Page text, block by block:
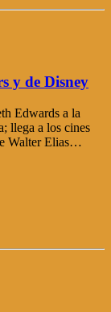
y de Disney
Edwards a la
llega a los cines
Walter Elias…